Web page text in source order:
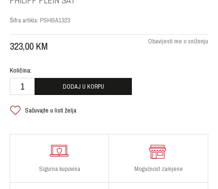
Šifra artikla: PSHBA1323
323,00 KM Obavijesti me o sniženju
Količina:
DODAJ U KORPU
Sačuvajte u listi želja
Sigurna kupovina Mogućnost zamjene